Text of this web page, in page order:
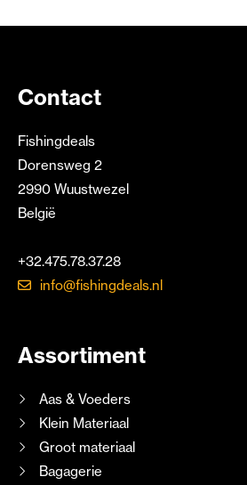
Contact
Fishingdeals
Dorensweg 2
2990 Wuustwezel
België
+32.475.78.37.28
info@fishingdeals.nl
Assortiment
Aas & Voeders
Klein Materiaal
Groot materiaal
Bagagerie